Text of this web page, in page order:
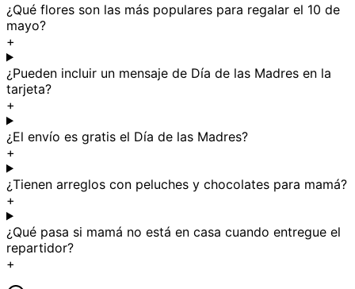
¿Qué flores son las más populares para regalar el 10 de
mayo?
+
¿Pueden incluir un mensaje de Día de las Madres en la
tarjeta?
+
¿El envío es gratis el Día de las Madres?
+
¿Tienen arreglos con peluches y chocolates para mamá?
+
¿Qué pasa si mamá no está en casa cuando entregue el
repartidor?
+